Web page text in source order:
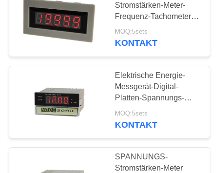
QUALITÄTSKONTROLLE
SIE
Stromstärken-Meter-
Frequenz-Tachometer-
Zählung 0.5%FS DM-
Reihe digitalen
MOQ:5sets
KONTAKT
Elektrische Energie-
Messgerät-Digital-
Platten-Spannungs-
Stromstärken-Meter
0.5%FS DL8A
MOQ:5sets
KONTAKT
SPANNUNGS-
Stromstärken-Meter